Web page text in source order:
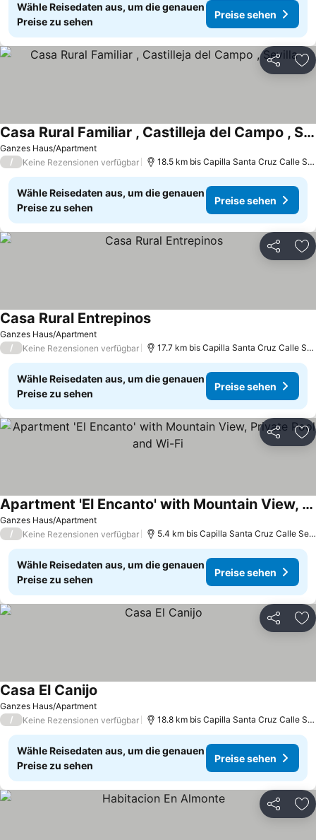
Wähle Reisedaten aus, um die genauen
Preise zu sehen
Preise sehen
Teilen
Ganzes Haus/Apartment
Casa Rural Familiar , Castilleja del Campo , Sevilla
Preise sehen
/ Keine Rezensionen verfügbar 18.5 km bis Capilla Santa Cruz Calle
Wähle Reisedaten aus, um die genauen
Preise zu sehen
Preise sehen
Teilen
Ganzes Haus/Apartment
Casa Rural EntrepinosPreise sehen
/ Keine Rezensionen verfügbar 17.7 km bis Capilla Santa Cruz Calle
Wähle Reisedaten aus, um die genauen
Preise zu sehen
Preise sehen
Teilen
Ganzes Haus/Apartment
Apartment 'El Encanto' with Mountain View, Private Pool and Wi-Fi
Preise sehen
/ Keine Rezensionen verfügbar 5.4 km bis Capilla Santa Cruz Calle
Wähle Reisedaten aus, um die genauen
Preise zu sehen
Preise sehen
Teilen
Ganzes Haus/Apartment
Casa El Canijo
/ Keine Rezensionen verfügbar 18.8 km bis Capilla Santa Cruz Calle
Wähle Reisedaten aus, um die genauen
Preise zu sehen
Preise sehen
Teilen